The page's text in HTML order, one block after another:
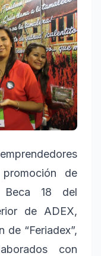
de
Beca 18 del
de ADEX,
de “Feriadex”,
con